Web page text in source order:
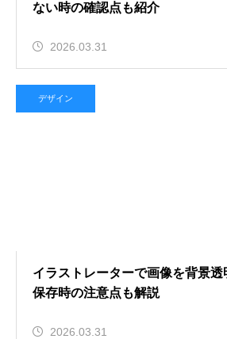
ない時の確認点も紹介
2026.03.31
デザイン
イラストレーターで画像を背景透
保存時の注意点も解説
2026.03.31